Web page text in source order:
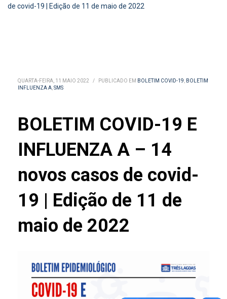
de covid-19 | Edição de 11 de maio de 2022
QUARTA-FEIRA, 11 MAIO 2022 / PUBLICADO EM BOLETIM COVID-19, BOLETIM
INFLUENZA A,SMS
BOLETIM COVID-19 E
INFLUENZA A – 14
novos casos de covid-
19 | Edição de 11 de
maio de 2022